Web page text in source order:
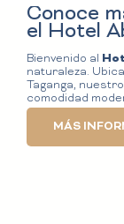
Conoce
el Hotel
Bienvenido al
naturaleza.
Taganga,
comodidad
MÁS